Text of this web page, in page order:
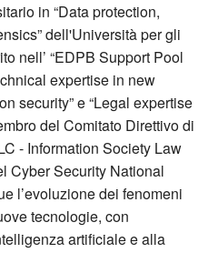
in “Data protection,
dell'Università per gli
nell’ “EDPB Support Pool
expertise in new
security” e “Legal expertise
del Comitato Direttivo di
- Information Society Law
Cyber Security National
l’evoluzione dei fenomeni
tecnologie, con
artificiale e alla